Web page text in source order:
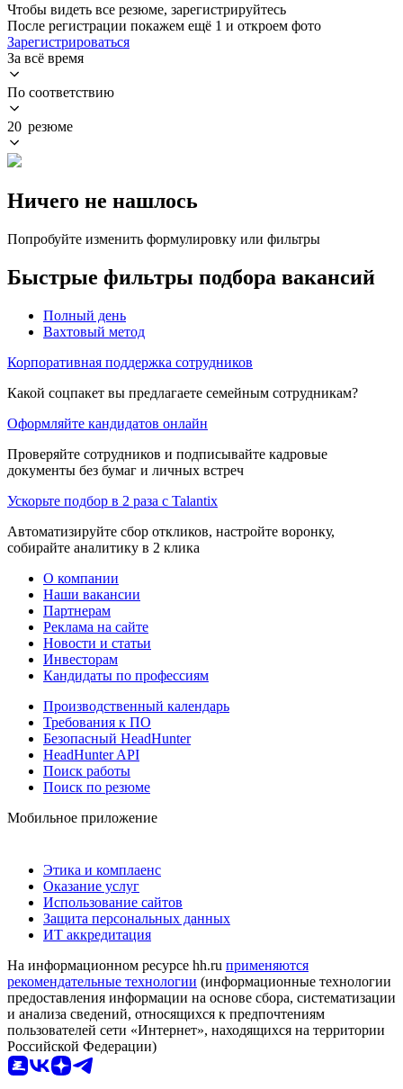
Чтобы видеть все резюме, зарегистрируйтесь
После регистрации покажем ещё 1 и откроем фото
Зарегистрироваться
За всё время
По соответствию
20 резюме
Ничего не нашлось
Попробуйте изменить формулировку или фильтры
Быстрые фильтры подбора вакансий
Полный день
Вахтовый метод
Корпоративная поддержка сотрудников
Какой соцпакет вы предлагаете семейным сотрудникам?
Оформляйте кандидатов онлайн
Проверяйте сотрудников и подписывайте кадровые
документы без бумаг и личных встреч
Ускорьте подбор в 2 раза с Talantix
Автоматизируйте сбор откликов, настройте воронку,
собирайте аналитику в 2 клика
О компании
Наши вакансии
Партнерам
Реклама на сайте
Новости и статьи
Инвесторам
Кандидаты по профессиям
Производственный календарь
Требования к ПО
Безопасный HeadHunter
HeadHunter API
Поиск работы
Поиск по резюме
Мобильное приложение
Этика и комплаенс
Оказание услуг
Использование сайтов
Защита персональных данных
ИТ аккредитация
На информационном ресурсе hh.ru применяются
рекомендательные технологии (информационные технологии
предоставления информации на основе сбора, систематизации
и анализа сведений, относящихся к предпочтениям
пользователей сети «Интернет», находящихся на территории
Российской Федерации)